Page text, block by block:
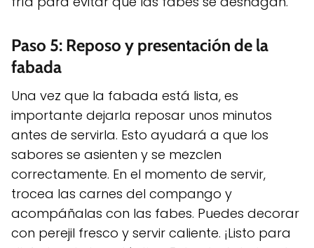
Paso 5: Reposo y presentación de la
fabada
Una vez que la fabada está lista, es
importante dejarla reposar unos minutos
antes de servirla. Esto ayudará a que los
sabores se asienten y se mezclen
correctamente. En el momento de servir,
trocea las carnes del compango y
acompáñalas con las fabes. Puedes decorar
con perejil fresco y servir caliente. ¡Listo para